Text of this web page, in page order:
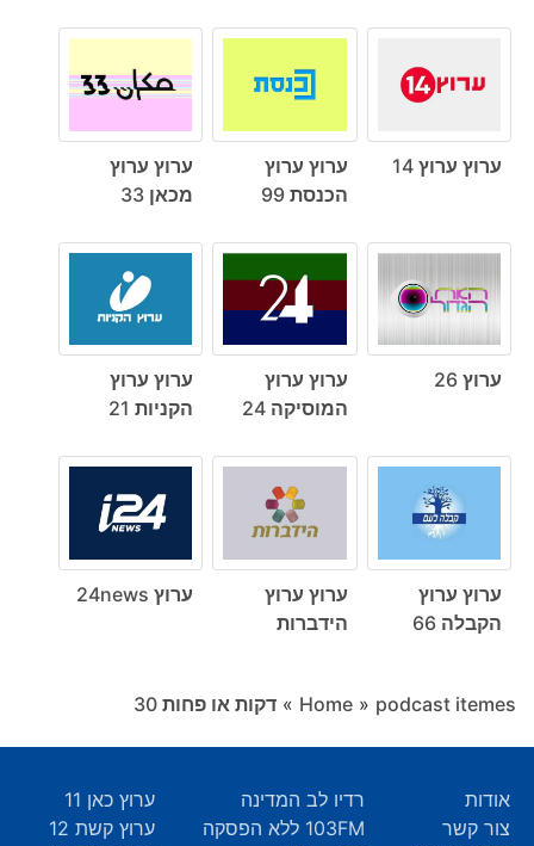
ערוץ ערוץ 14
ערוץ ערוץ
הכנסת 99
ערוץ ערוץ
מכאן 33
ערוץ 26
ערוץ ערוץ
המוסיקה 24
ערוץ ערוץ
הקניות 21
ערוץ ערוץ
הקבלה 66
ערוץ ערוץ
הידברות
ערוץ 24news
Home » podcast itemes
» דקות או פחות ‎30
אודות
צור קשר
רדיו לב המדינה
103FM ללא הפסקה
ערוץ כאן 11
ערוץ קשת 12